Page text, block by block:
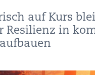
auf Kurs
Resilienz in